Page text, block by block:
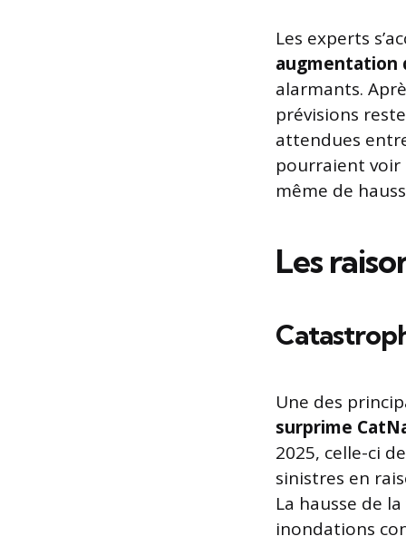
Les experts
augmentation
alarmants.
prévisions
attendues
pourraient
même de
Les
Une des
surprime
2025, celle-ci
sinistres en
La hausse de
inondations